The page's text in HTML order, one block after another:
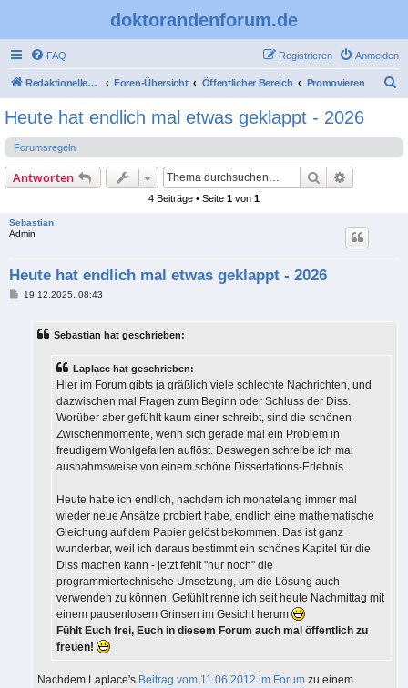
doktorandenforum.de
FAQ Anmelden
Registrieren
Redaktioneller Teil Foren-Übersicht Öffentlicher Bereich Promovieren
Heute hat endlich mal etwas geklappt - 2026
Forumsregeln
Antworten Suche
4 Beiträge • Seite 1 von 1
Sebastian
Admin
Heute hat endlich mal etwas geklappt - 2026
B19.12.2025, 08:43
Sebastian hat geschrieben:
Laplace hat geschrieben:
Hier im Forum gibts ja gräßlich viele schlechte Nachrichten, und
dazwischen mal Fragen zum Beginn oder Schluss der Diss.
Worüber aber gefühlt kaum einer schreibt, sind die schönen
Zwischenmomente, wenn sich gerade mal ein Problem in
freudigem Wohlgefallen auflöst. Deswegen schreibe ich mal
ausnahmsweise von einem schöne Dissertations-Erlebnis.
Heute habe ich endlich, nachdem ich monatelang immer mal
wieder neue Ansätze probiert habe, endlich eine mathematische
Gleichung auf dem Papier gelöst bekommen. Das ist ganz
wunderbar, weil ich daraus bestimmt ein schönes Kapitel für die
Diss machen kann - jetzt fehlt "nur noch" die
programmiertechnische Umsetzung, um die Lösung auch
verwenden zu können. Gefühlt renne ich seit heute Nachmittag mit
einem pausenlosem Grinsen im Gesicht herum
Fühlt Euch frei, Euch in diesem Forum auch mal öffentlich zu
freuen!
Nachdem Laplace's Beitrag vom 11.06.2012 im Forum zu einem